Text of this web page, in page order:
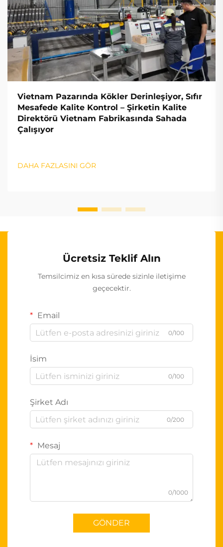
Vietnam Pazarında Kökler Derinleşiyor, Sıfır
Mesafede Kalite Kontrol – Şirketin Kalite
Direktörü Vietnam Fabrikasında Sahada
Çalışıyor
DAHA FAZLASINI GÖR
Ücretsiz Teklif Alın
Temsilcimiz en kısa sürede sizinle iletişime
geçecektir.
Email
0/100
İsim
0/100
Şirket Adı
0/200
Mesaj
0/1000
GÖNDER